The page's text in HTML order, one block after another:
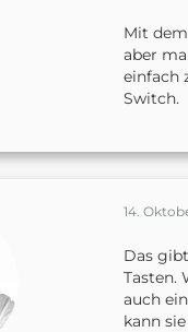
Mit
aber
einfach
Switch.
14.
Das
Tasten.
auch
kann